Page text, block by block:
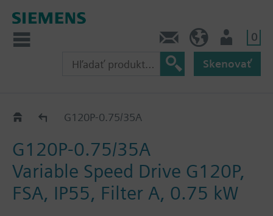
0
Skenovať
G120P..5AG120P-0.75/35A
G120P-0.75/35A
Variable Speed Drive G120P,
FSA, IP55, Filter A, 0.75 kW